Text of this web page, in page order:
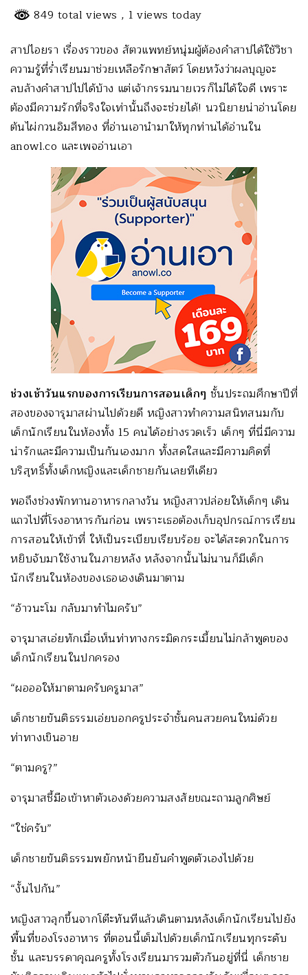
849 total views , 1 views today
สาปไอยรา เรื่องราวของ สัตวแพทย์หนุ่มผู้ต้องคำสาปได้ใช้วิชา
ความรู้ที่ร่ำเรียนมาช่วยเหลือรักษาสัตว์ โดยหวังว่าผลบุญจะ
ลบล้างคำสาปไปได้บ้าง แต่เจ้ากรรมนายเวรก็ไม่ได้ใจดี เพราะ
ต้องมีความรักที่จริงใจเท่านั้นถึงจะช่วยได้! นวนิยายน่าอ่านโดย
ต้นไผ่กวนอิมสีทอง ที่อ่านเอานำมาให้ทุกท่านได้อ่านใน
anowl.co และเพจอ่านเอา
ช่วงเช้าวันแรกของการเรียนการสอนเด็กๆ ชั้นประถมศึกษาปีที่
สองของจารุมาสผ่านไปด้วยดี หญิงสาวทำความสนิทสนมกับ
เด็กนักเรียนในห้องทั้ง 15 คนได้อย่างรวดเร็ว เด็กๆ ที่นี่มีความ
น่ารักและมีความเป็นกันเองมาก ทั้งสดใสและมีความคิดที่
บริสุทธิ์ทั้งเด็กหญิงและเด็กชายกันเลยทีเดียว
พอถึงช่วงพักทานอาหารกลางวัน หญิงสาวปล่อยให้เด็กๆ เดิน
แถวไปที่โรงอาหารกันก่อน เพราะเธอต้องเก็บอุปกรณ์การเรียน
การสอนให้เข้าที่ ให้เป็นระเบียบเรียบร้อย จะได้สะดวกในการ
หยิบจับมาใช้งานในภายหลัง หลังจากนั้นไม่นานก็มีเด็ก
นักเรียนในห้องของเธอเองเดินมาตาม
“อ้าวนะโม กลับมาทำไมครับ”
จารุมาสเอ่ยทักเมื่อเห็นท่าทางกระมิดกระเมี้ยนไม่กล้าพูดของ
เด็กนักเรียนในปกครอง
“ผอออให้มาตามครับครูมาส”
เด็กชายขันติธรรมเอ่ยบอกครูประจำชั้นคนสวยคนใหม่ด้วย
ท่าทางเขินอาย
“ตามครู?”
จารุมาสชี้มือเข้าหาตัวเองด้วยความสงสัยขณะถามลูกศิษย์
“ใช่ครับ”
เด็กชายขันติธรรมพยักหน้ายืนยันคำพูดตัวเองไปด้วย
“งั้นไปกัน”
หญิงสาวลุกขึ้นจากโต๊ะทันทีแล้วเดินตามหลังเด็กนักเรียนไปยัง
พื้นที่ของโรงอาหาร ที่ตอนนี้เต็มไปด้วยเด็กนักเรียนทุกระดับ
ชั้น และบรรดาคุณครูทั้งโรงเรียนมารวมตัวกันอยู่ที่นี่ เด็กชาย